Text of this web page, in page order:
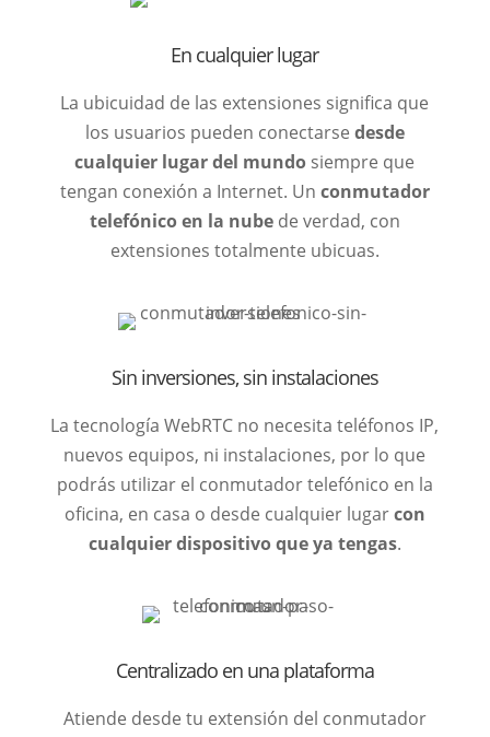
En cualquier lugar
La ubicuidad de las extensiones significa que
los usuarios pueden conectarse desde
cualquier lugar del mundo siempre que
tengan conexión a Internet. Un conmutador
telefónico en la nubede verdad, con
extensiones totalmente ubicuas.
Sin inversiones, sin instalaciones
La tecnología WebRTC no necesita teléfonos IP,
nuevos equipos, ni instalaciones, por lo que
podrás utilizar el conmutador telefónico en la
oficina, en casa o desde cualquier lugarcon
cualquier dispositivo que ya tengas.
Centralizado en una plataforma
Atiende desde tu extensión del conmutador